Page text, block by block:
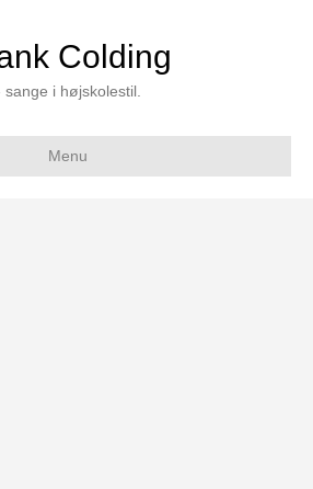
Colding
sange i højskolestil.
Menu